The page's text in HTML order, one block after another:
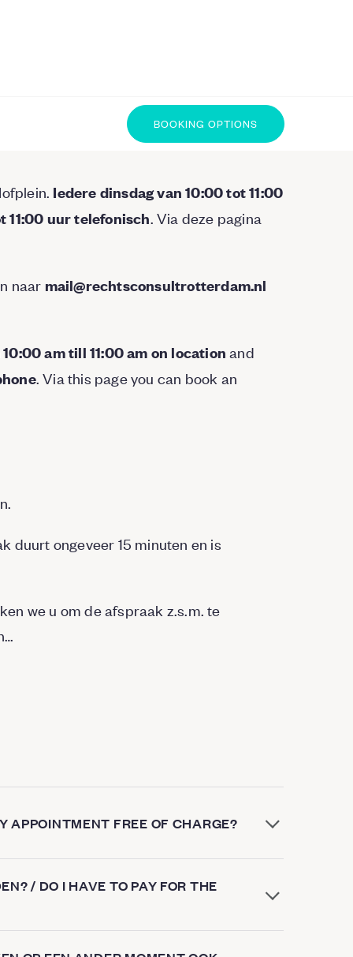
BOOKING OPTIONS
Iedere dinsdag van 10:00 tot 11:00
11:00 uur telefonisch. Via deze pagina
naar mail@rechtsconsultrotterdam.nl
am till 11:00 am on location and
. Via this page you can book an
duurt ongeveer 15 minuten en is
we u om de afspraak z.s.m. te
APPOINTMENT FREE OF CHARGE?
/ DO I HAVE TO PAY FOR THE